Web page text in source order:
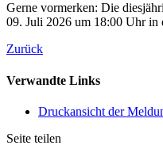
Gerne vormerken: Die
09. Juli 2026 um 18:00 Uhr in
Zurück
Verwandte Links
Druckansicht der
Seite teilen